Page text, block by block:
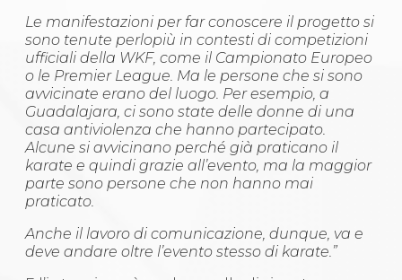
Le manifestazioni per far conoscere il progetto si
sono tenute perlopiù in contesti di competizioni
ufficiali della WKF, come il Campionato Europeo
o le Premier League. Ma le persone che si sono
avvicinate erano del luogo. Per esempio, a
Guadalajara, ci sono state delle donne di una
casa antiviolenza che hanno partecipato.
Alcune si avvicinano perché già praticano il
karate e quindi grazie all’evento, ma la maggior
parte sono persone che non hanno mai
praticato.
Anche il lavoro di comunicazione, dunque, va e
deve andare oltre l’evento stesso di karate.”